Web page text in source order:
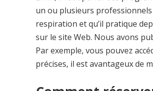
un ou plusieurs
respiration et qu’il pratique
sur le site Web. Nous avons
Par exemple, vous pouvez
précises, il est avantageux de